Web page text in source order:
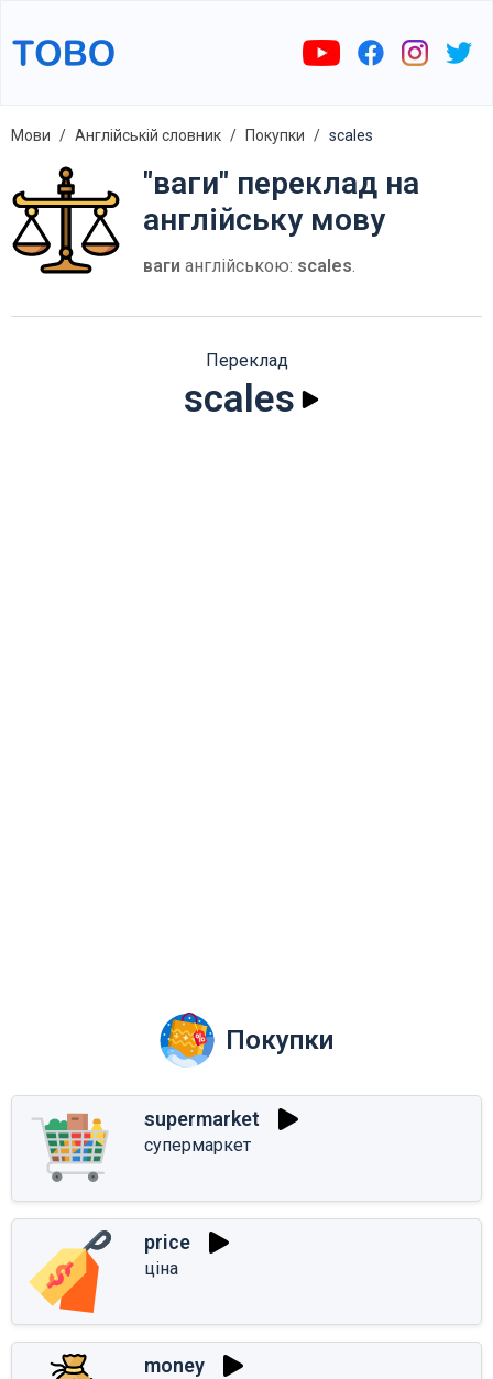
Мови Англійській словник Покупки scales
"ваги" переклад на
англійську мову
ваги англійською: scales.
Переклад
scales
Покупки
supermarket
супермаркет
price
ціна
money